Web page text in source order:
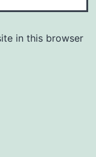
in this browser